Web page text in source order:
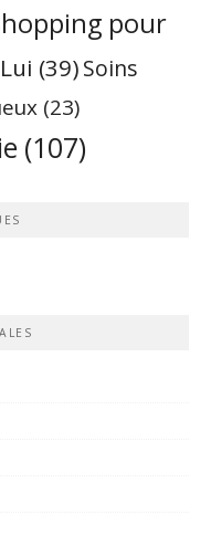
pour
(39)Soins
(23)
(107)